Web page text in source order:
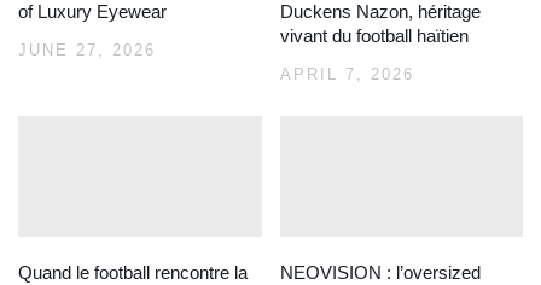
of Luxury Eyewear
JUNE 27, 2026
Duckens Nazon, héritage
vivant du football haïtien
APRIL 7, 2026
Quand le football rencontre la
NEOVISION : l’oversized